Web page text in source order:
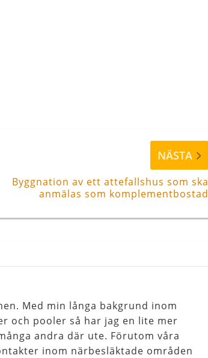
Nästa
inlägg
NÄSTA
Byggnation av ett attefallshus som ska
anmälas som komplementbostad
Med min långa bakgrund inom
och pooler så har jag en lite mer
andra där ute. Förutom våra
inom närbesläktade områden